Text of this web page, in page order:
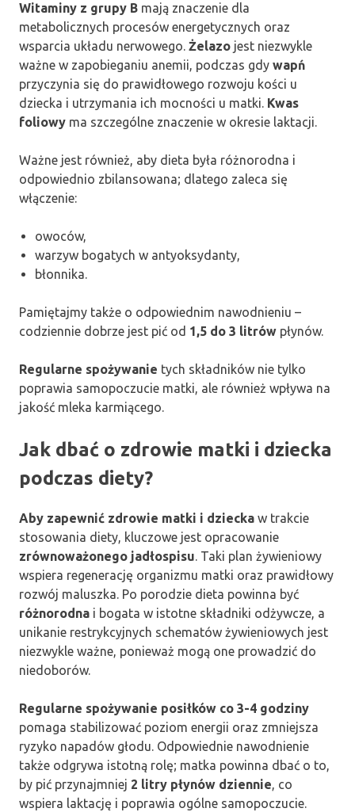
Witaminy z grupy B mają znaczenie dla
metabolicznych procesów energetycznych oraz
wsparcia układu nerwowego. Żelazo jest niezwykle
ważne w zapobieganiu anemii, podczas gdy wapń
przyczynia się do prawidłowego rozwoju kości u
dziecka i utrzymania ich mocności u matki. Kwas
foliowy ma szczególne znaczenie w okresie laktacji.
Ważne jest również, aby dieta była różnorodna i
odpowiednio zbilansowana; dlatego zaleca się
włączenie:
owoców,
warzyw bogatych w antyoksydanty,
błonnika.
Pamiętajmy także o odpowiednim nawodnieniu –
codziennie dobrze jest pić od 1,5 do 3 litrów płynów.
Regularne spożywanie tych składników nie tylko
poprawia samopoczucie matki, ale również wpływa na
jakość mleka karmiącego.
Jak dbać o zdrowie matki i dziecka
podczas diety?
Aby zapewnić zdrowie matki i dziecka w trakcie
stosowania diety, kluczowe jest opracowanie
zrównoważonego jadłospisu. Taki plan żywieniowy
wspiera regenerację organizmu matki oraz prawidłowy
rozwój maluszka. Po porodzie dieta powinna być
różnorodna i bogata w istotne składniki odżywcze, a
unikanie restrykcyjnych schematów żywieniowych jest
niezwykle ważne, ponieważ mogą one prowadzić do
niedoborów.
Regularne spożywanie posiłków co 3-4 godziny
pomaga stabilizować poziom energii oraz zmniejsza
ryzyko napadów głodu. Odpowiednie nawodnienie
także odgrywa istotną rolę; matka powinna dbać o to,
by pić przynajmniej 2 litry płynów dziennie, co
wspiera laktację i poprawia ogólne samopoczucie.